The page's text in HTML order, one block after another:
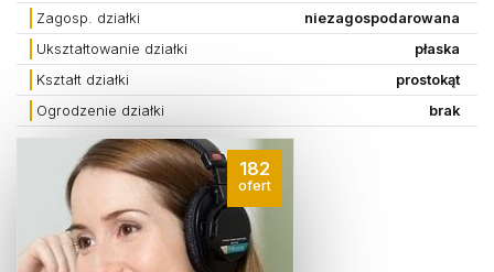
Zagosp. działki
niezagospodarowana
Ukształtowanie działki
płaska
Kształt działki
prostokąt
Ogrodzenie działki
brak
182
ofert